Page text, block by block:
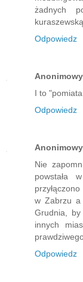
żadnych
Odpowiedz
Anonimowy
I to
Odpowiedz
Anonimowy
Nie
powstała
w Zabrzu a
Grudnia,
innych
Odpowiedz